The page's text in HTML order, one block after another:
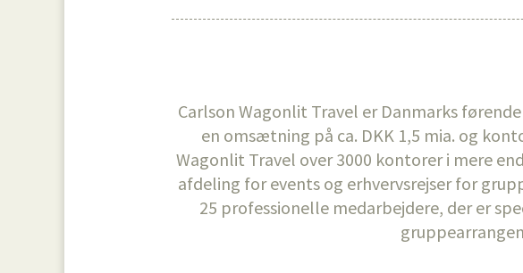
Carlson Wagonlit Travel er Danmarks
en omsætning på ca. DKK 1,5 mia. og
Wagonlit Travel over 3000 kontorer i mere
afdeling for events og erhvervsrejser for
25 professionelle medarbejdere, der er